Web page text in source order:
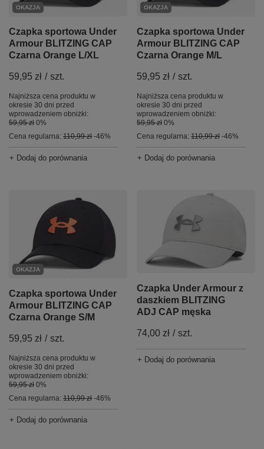
OKAZJA
Czapka sportowa Under
Armour BLITZING CAP
Czarna Orange L/XL
59,95 zł / szt.
Najniższa cena produktu w
okresie 30 dni przed
wprowadzeniem obniżki:
59,95 zł 0%
Cena regularna: 110,99 zł -46%
+ Dodaj do porównania
OKAZJA
Czapka sportowa Under
Armour BLITZING CAP
Czarna Orange M/L
59,95 zł / szt.
Najniższa cena produktu w
okresie 30 dni przed
wprowadzeniem obniżki:
59,95 zł 0%
Cena regularna: 110,99 zł -46%
+ Dodaj do porównania
OKAZJA
Czapka sportowa Under
Armour BLITZING CAP
Czarna Orange S/M
59,95 zł / szt.
Najniższa cena produktu w
okresie 30 dni przed
wprowadzeniem obniżki:
59,95 zł 0%
Cena regularna: 110,99 zł -46%
+ Dodaj do porównania
Czapka Under Armour z
daszkiem BLITZING
ADJ CAP męska
74,00 zł / szt.
+ Dodaj do porównania